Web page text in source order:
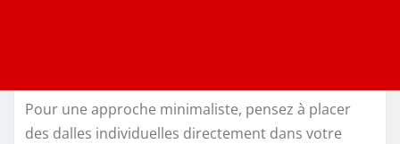
Pour une approche minimaliste, pensez à placer
des dalles individuelles directement dans votre